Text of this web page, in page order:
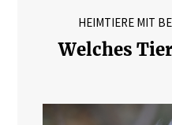
HEIMTIERE MIT
Welches